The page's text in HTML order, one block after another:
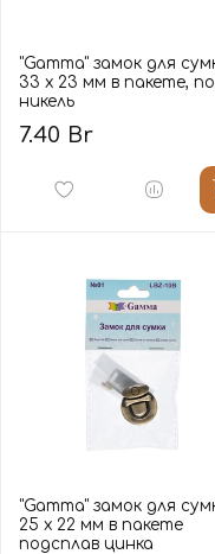
"Gamma" замок для
33 х 23 мм в пакете,
никель
7.40 Br
"Gamma" замок для
25 х 22 мм в пакете
подсплав цинка